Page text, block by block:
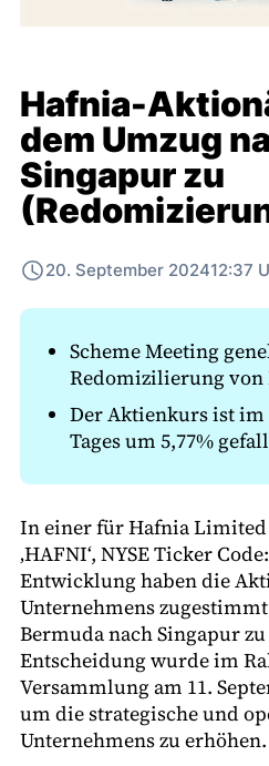
Hafnia-
dem Umzug
Singapur zu
20. September 202412:37
Scheme Meeting
Redomizilierung
Der Aktienkurs ist im
Tages um 5,77%
In einer für Hafnia Limited
‚HAFNI‘, NYSE Ticker
Entwicklung haben die
Unternehmens
Bermuda nach Singapur
Entscheidung wurde im
Versammlung am 11.
um die strategische und
Unternehmens zu erhöhen.